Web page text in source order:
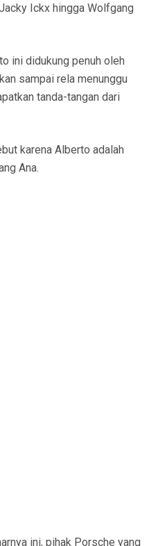
Ickx hingga Wolfgang
ini didukung penuh oleh
sampai rela menunggu
tanda-tangan dari
karena Alberto adalah
Ana.
ini, pihak Porsche yang